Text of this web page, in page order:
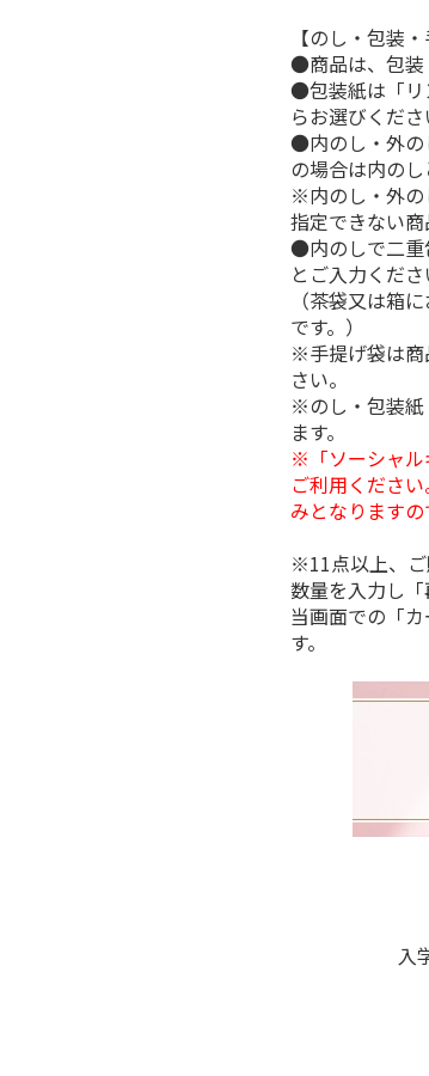
【のし・包装
●商品は、包装
●包装紙は「リ
らお選びくださ
●内のし・外の
の場合は内のし
※内のし・外の
指定できない商
●内のしで二重
とご入力くだ
（茶袋又は箱
です。）
※手提げ袋は商
さい。
※のし・包装紙
ます。
※「ソーシャル
ご利用くださ
みとなりますの
※11点以上、
数量を入力し「
当画面での「
す。
入